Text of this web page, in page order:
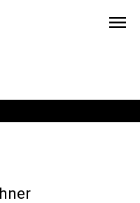
menu